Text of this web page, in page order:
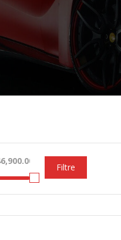
Filtre